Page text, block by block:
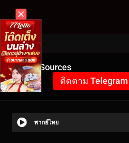
Video Sources
ติดตาม Telegram
พากย์ไทย